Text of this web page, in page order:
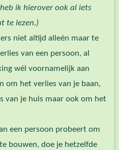
ik hierover ook al iets
te lezen.)
niet altijd alleén maar te
van een persoon, al
wél voornamelijk aan
om het verlies van je baan,
van je huis maar ook om het
een persoon probeert om
bouwen, doe je hetzelfde